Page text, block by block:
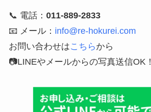
📞 電話： 011-889-2833
📧 メール： info@re-hokurei.com
お問い合わせはこちら から
📷LINEやメールからの写真送信OK！